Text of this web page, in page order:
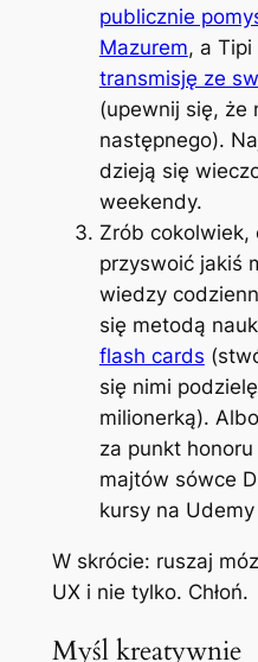
publicznie
Mazurem, a
transmisję ze
(upewnij się, że
następnego).
dzieją się
weekendy.
Zrób cokolwiek,
przyswoić jakiś
wiedzy
się metodą
flash cards
się nimi
milionerką).
za punkt
majtów sówce
kursy na
W skrócie: ruszaj
UX i nie tylko. Chłoń.
Myśl kreatywnie